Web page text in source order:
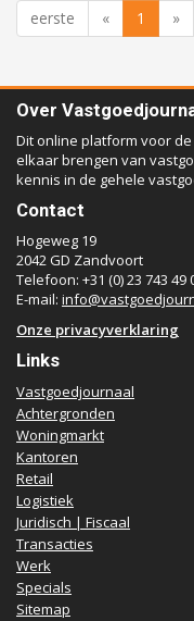
eerste « 1 »
Over
Dit online platform voor
elkaar brengen van
kennis in de gehele
Contact
Hogeweg 19
2042 GD Zandvoort
Telefoon: +31 (0) 23 743 49
E-mail:
Onze privacyverklaring
Links
Vastgoedjournaal
Achtergronden
Woningmarkt
Kantoren
Retail
Logistiek
Juridisch | Fiscaal
Transacties
Werk
Specials
Sitemap